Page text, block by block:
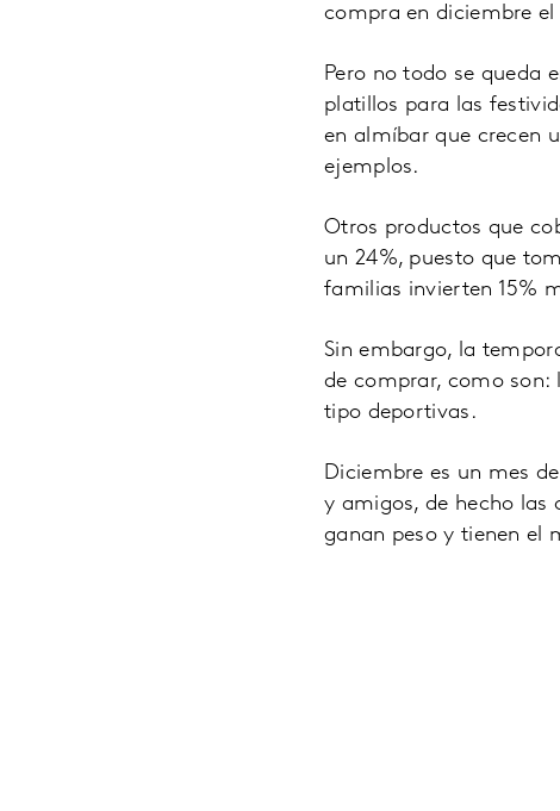
compra en diciembre
Pero no todo se queda
platillos para las
en almíbar que crecen
ejemplos.
Otros productos que
un 24%, puesto que
familias invierten 15%
Sin embargo, la
de comprar, como son:
tipo deportivas.
Diciembre es un mes
y amigos, de hecho las
ganan peso y tienen el